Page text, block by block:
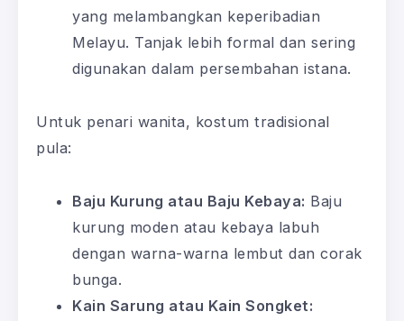
yang melambangkan keperibadian
Melayu. Tanjak lebih formal dan sering
digunakan dalam persembahan istana.
Untuk penari wanita, kostum tradisional
pula:
Baju Kurung atau Baju Kebaya: Baju
kurung moden atau kebaya labuh
dengan warna-warna lembut dan corak
bunga.
Kain Sarung atau Kain Songket: